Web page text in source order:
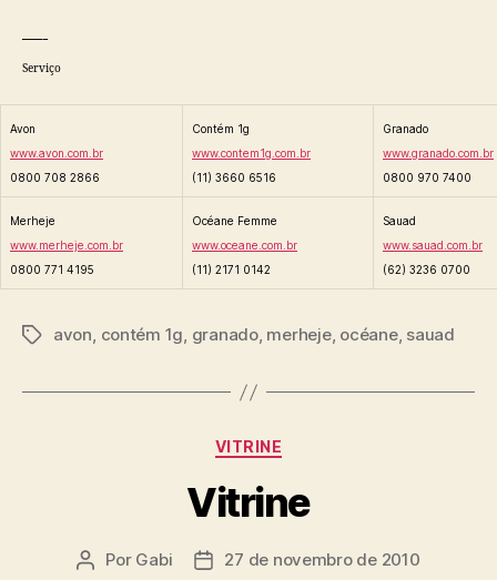
—-
Serviço
Avon
www.avon.com.br
0800 708 2866
Contém 1g
www.contem1g.com.br
(11) 3660 6516
Granado
www.granado.com.br
0800 970 7400
Merheje
www.merheje.com.br
0800 771 4195
Océane Femme
www.oceane.com.br
(11) 2171 0142
Sauad
www.sauad.com.br
(62) 3236 0700
Tagsavon, contém 1g, granado, merheje, océane, sauad
Categorias
VITRINE
Vitrine
Autor
Por Gabi
Data27 de novembro de 2010